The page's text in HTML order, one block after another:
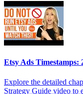
Etsy Ads Timestamps:
Explore the detailed
Strategy Guide video to